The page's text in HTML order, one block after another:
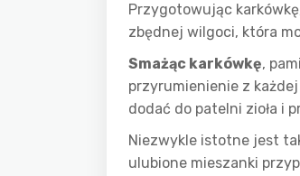
Przygotowując
zbędnej wilgoci, która
Smażąc karkówkę,
przyrumienienie z
dodać do patelni zioła i
Niezwykle istotne jest
ulubione mieszanki